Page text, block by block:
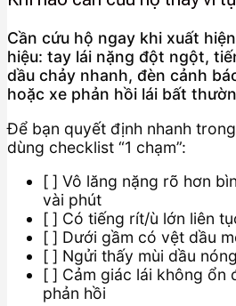
Cần cứu hộ ngay khi xuất
hiệu: tay lái nặng đột ngột,
dầu chảy nhanh, đèn cảnh
hoặc xe phản hồi lái bất
Để bạn quyết định nhanh
dùng checklist “1 chạm”:
[ ] Vô lăng nặng rõ hơn
vài phút
[ ] Có tiếng rít/ù lớn liên
[ ] Dưới gầm có vệt dầu
[ ] Ngửi thấy mùi dầu
[ ] Cảm giác lái không ổn
phản hồi